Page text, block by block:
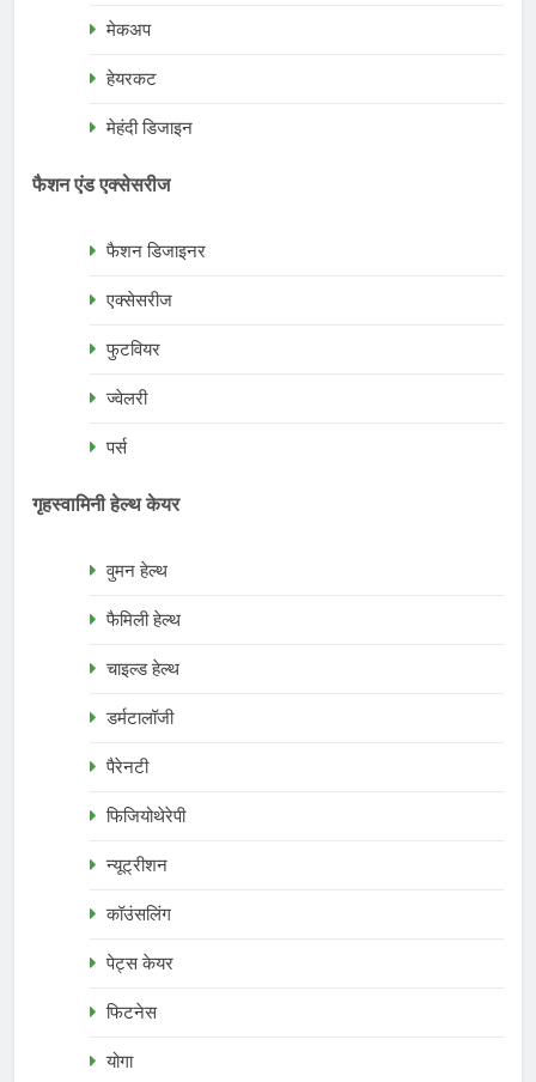
मेकअप
हेयरकट
मेहंदी डिजाइन
फैशन एंड एक्सेसरीज
फैशन डिजाइनर
एक्सेसरीज
फुटवियर
ज्वेलरी
पर्स
गृहस्वामिनी हेल्थ केयर
वुमन हेल्थ
फैमिली हेल्थ
चाइल्ड हेल्थ
डर्मटालॉजी
पैरेनटी
फिजियोथेरेपी
न्यूट्रीशन
कॉउंसलिंग
पेट्स केयर
फिटनेस
योगा